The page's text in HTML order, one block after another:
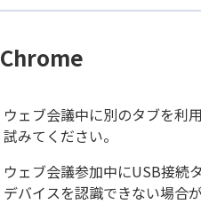
Chrome
ウェブ会議中に別のタブを利
試みてください。
ウェブ会議参加中にUSB接続
デバイスを認識できない場合が